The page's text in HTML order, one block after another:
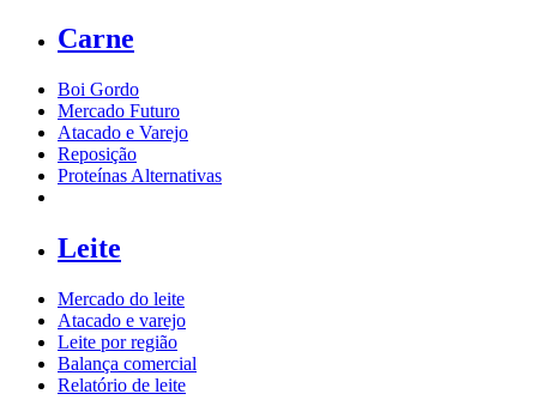
Carne
Boi Gordo
Mercado Futuro
Atacado e Varejo
Reposição
Proteínas Alternativas
Leite
Mercado do leite
Atacado e varejo
Leite por região
Balança comercial
Relatório de leite